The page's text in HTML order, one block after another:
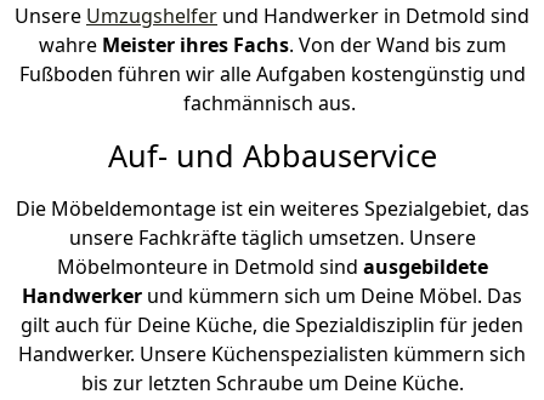
Unsere Umzugshelfer und Handwerker in Detmold sind
wahre Meister ihres Fachs. Von der Wand bis zum
Fußboden führen wir alle Aufgaben kostengünstig und
fachmännisch aus.
Auf- und Abbauservice
Die Möbeldemontage ist ein weiteres Spezialgebiet, das
unsere Fachkräfte täglich umsetzen. Unsere
Möbelmonteure in Detmold sind ausgebildete
Handwerker und kümmern sich um Deine Möbel. Das
gilt auch für Deine Küche, die Spezialdisziplin für jeden
Handwerker. Unsere Küchenspezialisten kümmern sich
bis zur letzten Schraube um Deine Küche.